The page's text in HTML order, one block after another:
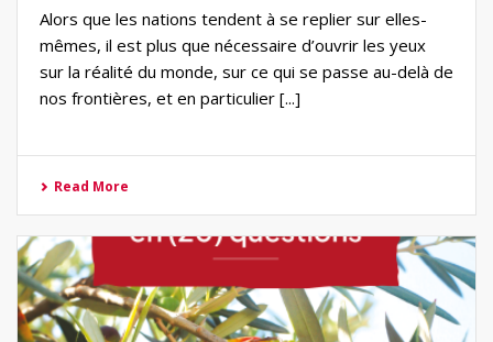
Alors que les nations tendent à se replier sur elles-
mêmes, il est plus que nécessaire d’ouvrir les yeux
sur la réalité du monde, sur ce qui se passe au-delà de
nos frontières, et en particulier [...]
Read More